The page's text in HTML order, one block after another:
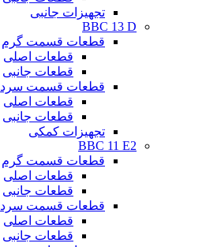
تجهیزات جانبی
BBC 13 D
قطعات قسمت گرم
قطعات اصلی
قطعات جانبی
قطعات قسمت سرد
قطعات اصلی
قطعات جانبی
تجهیزات کمکی
BBC 11 E2
قطعات قسمت گرم
قطعات اصلی
قطعات جانبی
قطعات قسمت سرد
قطعات اصلی
قطعات جانبی